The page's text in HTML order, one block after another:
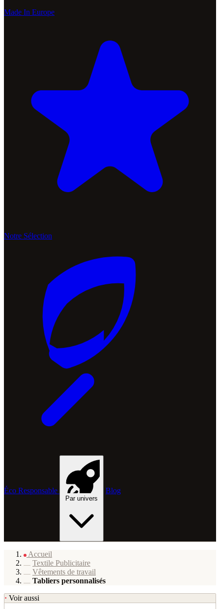
Made In Europe
Notre Sélection
Éco Responsable
Par univers
Blog
Accueil
Textile Publicitaire
Vêtements de travail
Tabliers personnalisés
· Voir aussi